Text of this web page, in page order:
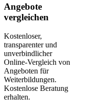
Angebote
vergleichen
Kostenloser,
transparenter und
unverbindlicher
Online-Vergleich von
Angeboten für
Weiterbildungen.
Kostenlose Beratung
erhalten.